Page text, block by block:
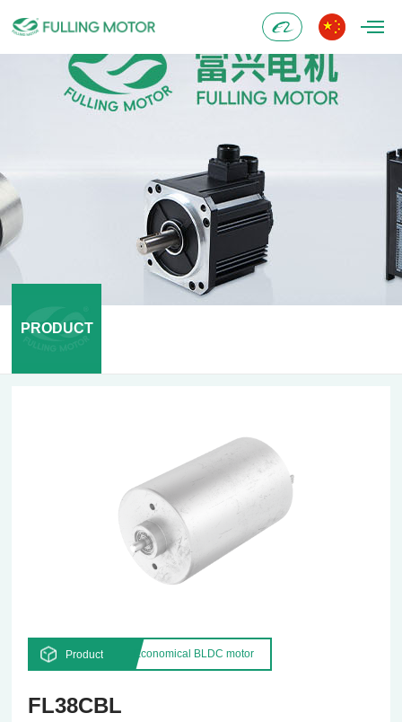
Alibaba
PRODUCT
Product Economical BLDC motor
FL38CBL